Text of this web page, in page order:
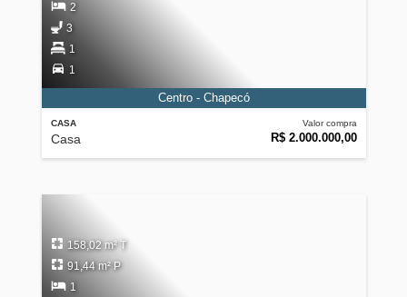
CASA
Casa
Valor compra
R$ 2.000.000,00
2
3
1
1
Centro - Chapecó
158,02 m² T
91,44 m² P
1